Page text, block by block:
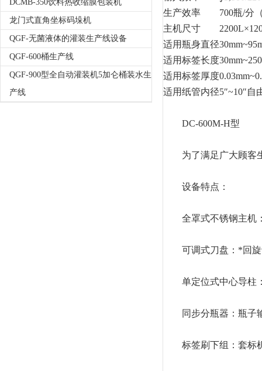
DCMB-350饮料热收缩膜包装机
龙门式直角坐标码垛机
QGF-无菌液体的灌装生产线设备
QGF-600桶生产线
QGF-900型全自动灌装机5加仑桶装水生
产线
生产效率
700瓶/分
主机尺寸
适用瓶身直径
适用标签长度
适用标签厚度
适用纸管内径5″~10″自
DC-600M-H型
为了满足广大顾客生
设备特点：
全罩式不锈钢主机
可调式刀盘：*回旋
单定位式中心导柱
同步分瓶器：瓶子
标签刷下组：套标